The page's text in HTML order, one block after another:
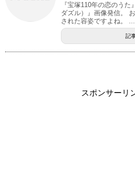
『宝塚110年の恋のう
ダズル）』画像発信。
された容姿ですよね。 ...
記
スポンサーリ